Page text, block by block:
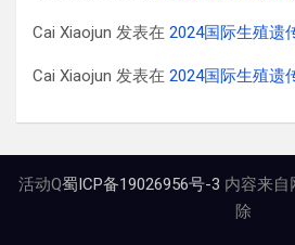
Cai Xiaojun 发表在 2024国际生殖遗
Cai Xiaojun 发表在 2024国际生殖遗
活动Q蜀ICP备19026956号-3 内容来自
除